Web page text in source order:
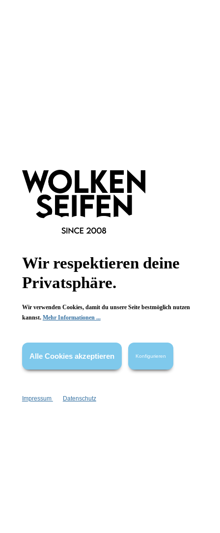
Informationen
Gesetzliche Informationen
Wissenswertes
Vertrag widerrufen
wenn nicht anders angegeben.
Wir respektieren deine
Privatsphäre.
Wir verwenden Cookies, damit du unsere Seite bestmöglich nutzen
kannst. Mehr Informationen ...
Alle Cookies akzeptieren Konfigurieren
Impressum Datenschutz